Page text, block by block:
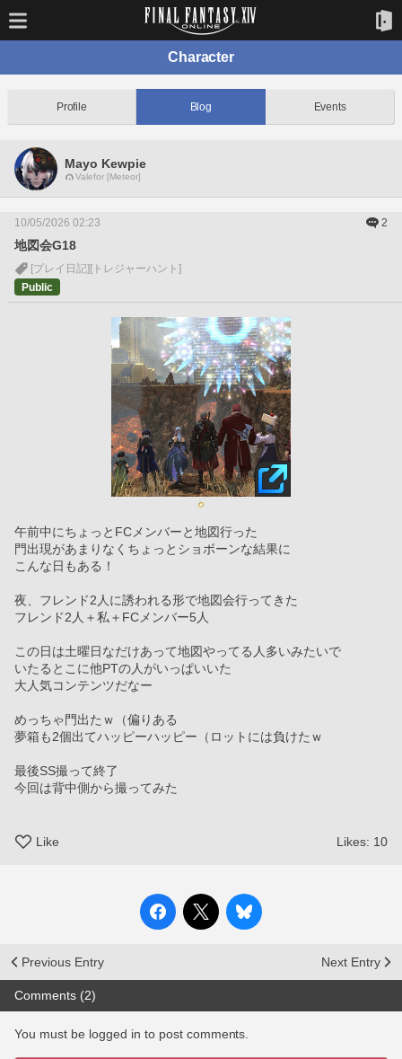
Character
Profile Blog Events
Mayo Kewpie
Valefor [Meteor]
10/05/2026 02:23 2
地図会G18
[プレイ日記] [トレジャーハント]
Public
午前中にちょっとFCメンバーと地図行った
門出現があまりなくちょっとショボーンな結果に
こんな日もある！
夜、フレンド2人に誘われる形で地図会行ってきた
フレンド2人＋私＋FCメンバー5人
この日は土曜日なだけあって地図やってる人多いみたいで
いたるとこに他PTの人がいっぱいいた
大人気コンテンツだなー
めっちゃ門出たｗ（偏りある
夢箱も2個出てハッピーハッピー（ロットには負けたｗ
最後SS撮って終了
今回は背中側から撮ってみた
Like Likes: 10
Previous Entry Next Entry
Comments (2)
You must be logged in to post comments.